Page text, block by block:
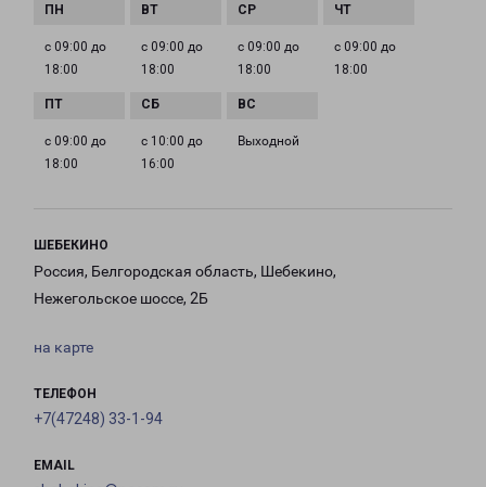
с 09:00 до
18:00
с 09:00 до
18:00
с 09:00 до
18:00
с 09:00 до
18:00
с 09:00 до
18:00
с 10:00 до
16:00
Выходной
ШЕБЕКИНО
Россия, Белгородская область, Шебекино,
Нежегольское шоссе, 2Б
на карте
ТЕЛЕФОН
+7(47248) 33-1-94
EMAIL